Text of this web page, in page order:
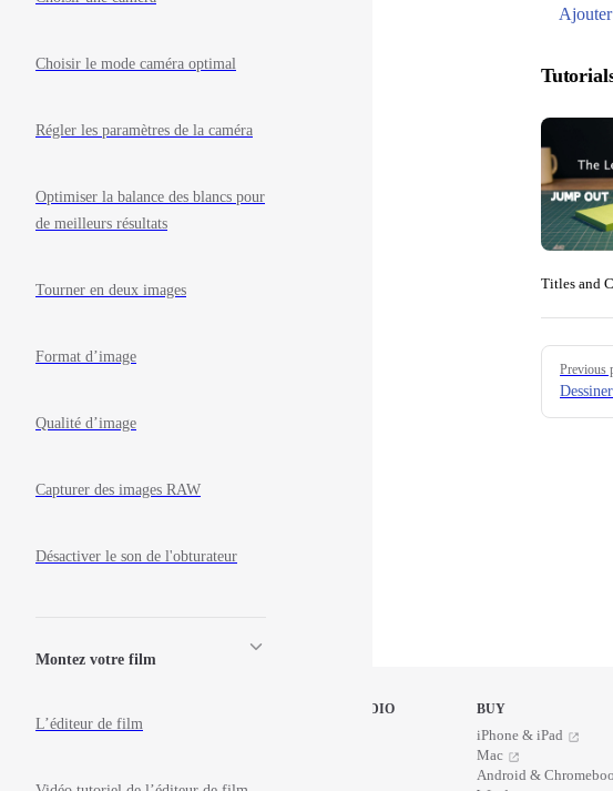
Choisir le mode caméra optimal
Régler les paramètres de la caméra
Optimiser la balance des blancs pour
de meilleurs résultats
Tourner en deux images
Format d’image
Qualité d’image
Capturer des images RAW
Désactiver le son de l'obturateur
Montez votre film
L’éditeur de film
Titles and
Pager
Previous
STOP MOTION STUDIO BUY
iPhone & iPad
Mac
Android &